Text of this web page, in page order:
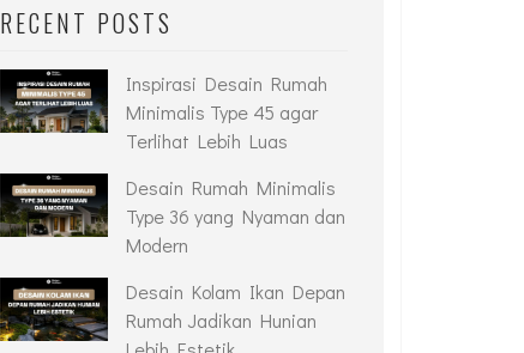
RECENT POSTS
Inspirasi Desain Rumah
Minimalis Type 45 agar
Terlihat Lebih Luas
Desain Rumah Minimalis
Type 36 yang Nyaman dan
Modern
Desain Kolam Ikan Depan
Rumah Jadikan Hunian